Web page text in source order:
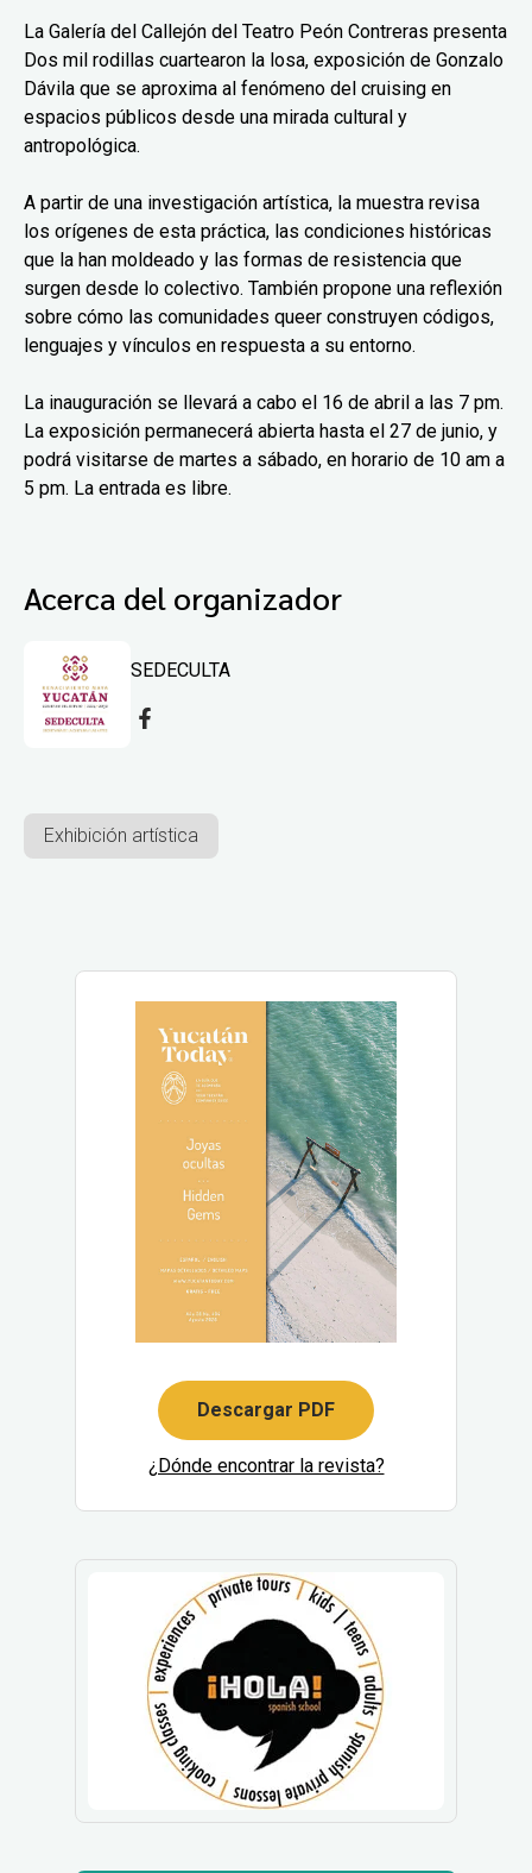
La Galería del Callejón del Teatro Peón Contreras presenta
Dos mil rodillas cuartearon la losa, exposición de Gonzalo
Dávila que se aproxima al fenómeno del cruising en
espacios públicos desde una mirada cultural y
antropológica.
A partir de una investigación artística, la muestra revisa
los orígenes de esta práctica, las condiciones históricas
que la han moldeado y las formas de resistencia que
surgen desde lo colectivo. También propone una reflexión
sobre cómo las comunidades queer construyen códigos,
lenguajes y vínculos en respuesta a su entorno.
La inauguración se llevará a cabo el 16 de abril a las 7 pm.
La exposición permanecerá abierta hasta el 27 de junio, y
podrá visitarse de martes a sábado, en horario de 10 am a
5 pm. La entrada es libre.
Acerca del organizador
SEDECULTA
Exhibición artística
Descargar PDF
¿Dónde encontrar la revista?